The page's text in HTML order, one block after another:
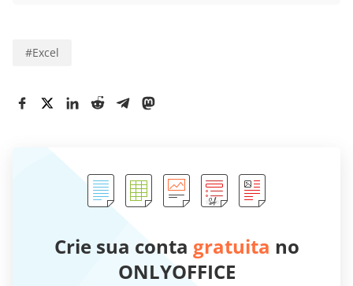
#Excel
Crie sua conta gratuita no
ONLYOFFICE